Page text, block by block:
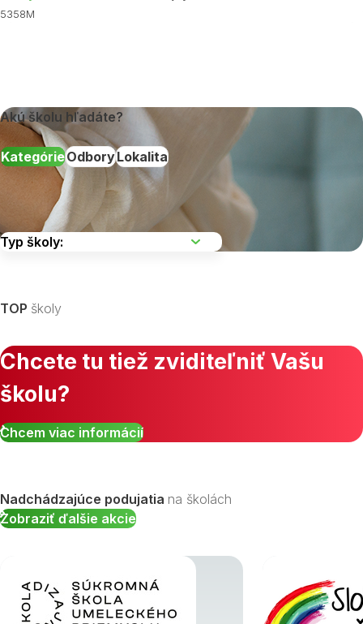
5358M
Akú školu hľadáte?
KategórieOdboryLokalita
Zobraziť všetky študijné odbory »
TOP školy
Chcete tu tiež zviditeľniť Vašu
školu?
Chcem viac informácií
Nadchádzajúce podujatia na školách
Zobraziť ďalšie akcie